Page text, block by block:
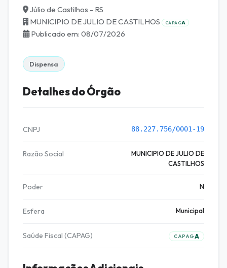
Júlio de Castilhos - RS
MUNICIPIO DE JULIO DE CASTILHOS
CAPAGA
Publicado em: 08/07/2026
Dispensa
Detalhes do Órgão
CNPJ 88.227.756/0001-19
Razão Social
MUNICIPIO DE JULIO DE
CASTILHOS
Poder N
Esfera Municipal
Saúde Fiscal (CAPAG) CAPAGA